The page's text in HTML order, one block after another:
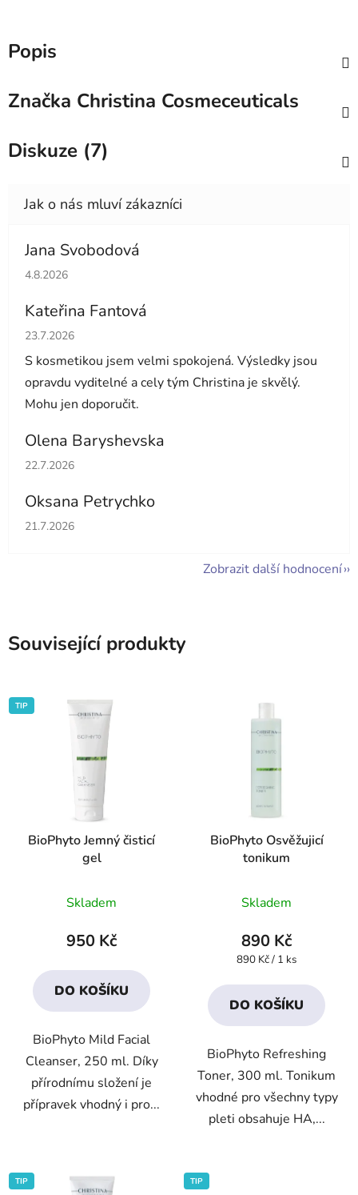
Popis
Značka Christina Cosmeceuticals
Diskuze (7)
Jana Svobodová
Hodnocení obchodu je 5 z 5 hvězdiček.
4.8.2026
Kateřina Fantová
Hodnocení obchodu je 5 z 5 hvězdiček.
23.7.2026
S kosmetikou jsem velmi spokojená. Výsledky jsou
opravdu vyditelné a cely tým Christina je skvělý.
Mohu jen doporučit.
Olena Baryshevska
Hodnocení obchodu je 5 z 5 hvězdiček.
22.7.2026
Oksana Petrychko
Hodnocení obchodu je 5 z 5 hvězdiček.
21.7.2026
Zobrazit další hodnocení
Související produkty
TIP
BioPhyto Jemný čisticí
gel
hodnocení
produktu
3,9
z
hvězdiček.
Skladem
950 Kč
DO KOŠÍKU
BioPhyto Mild Facial
Cleanser, 250 ml. Díky
přírodnímu složení je
přípravek vhodný i pro...
BioPhyto Osvěžujicí
tonikum
hodnocení
produktu
je
z
Skladem
890 Kč
Měrná
890 Kč / 1 ks
DO KOŠÍKU
BioPhyto Refreshing
Toner, 300 ml. Tonikum
vhodné pro všechny typy
pleti obsahuje HA,...
TIP TIP